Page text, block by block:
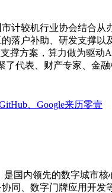
较机行业协会结合从
落户补助、研发支撑
撑方案，算力做为驱
代表、财产专家、金
、Google来历零壹
国内领先的数字城市
同、数字门牌应用开